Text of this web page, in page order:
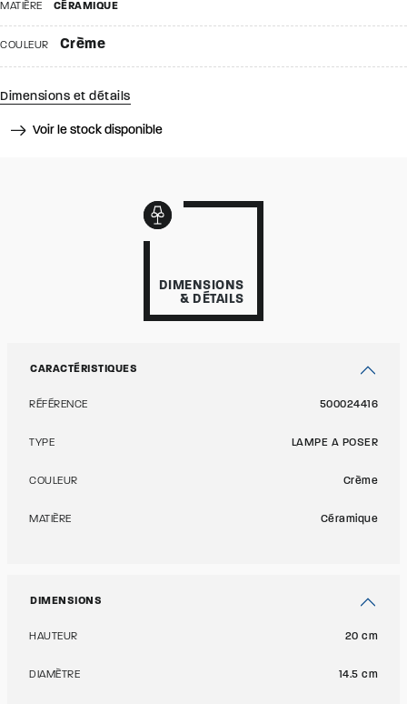
MATIÈRE CÉRAMIQUE
COULEUR Crème
Dimensions et détails
Voir le stock disponible
DIMENSIONS
& DÉTAILS
CARACTÉRISTIQUES
RÉFÉRENCE 500024416
TYPE LAMPE A POSER
COULEUR Crème
MATIÈRE Céramique
DIMENSIONS
HAUTEUR 20 cm
DIAMÈTRE 14.5 cm